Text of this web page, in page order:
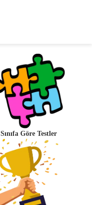
Sınıfa Göre Testler